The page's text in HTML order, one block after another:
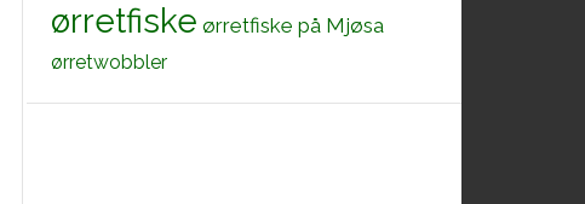
ørretfiske ørretfiske på Mjøsa
ørretwobbler